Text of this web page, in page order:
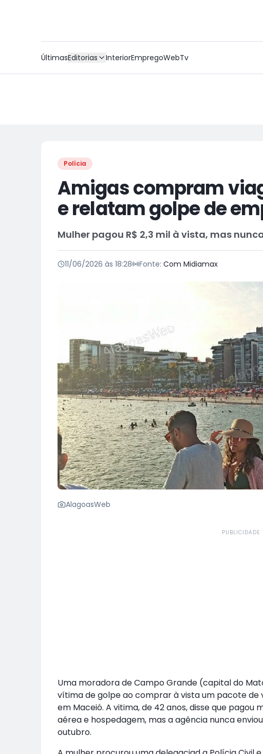
ÚltimasEditorias InteriorEmpregoWebTv
Polícia
Amigas compram
e relatam golpe de
Mulher pagou R$ 2,3 mil à vista, mas
11/06/2026 às 18:28 Fonte: Com Midiamax
AlagoasWeb
PUBLICIDADE
Uma moradora de Campo Grande (capital do
vítima de golpe ao comprar à vista um pacote de
em Maceió. A vitima, de 42 anos, disse que pagou
aérea e hospedagem, mas a agência nunca
outubro.